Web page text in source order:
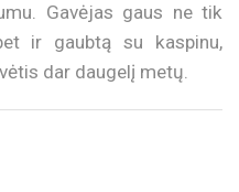
Gavėjas gaus ne tik
ir gaubtą su kaspinu,
dar daugelį metų.